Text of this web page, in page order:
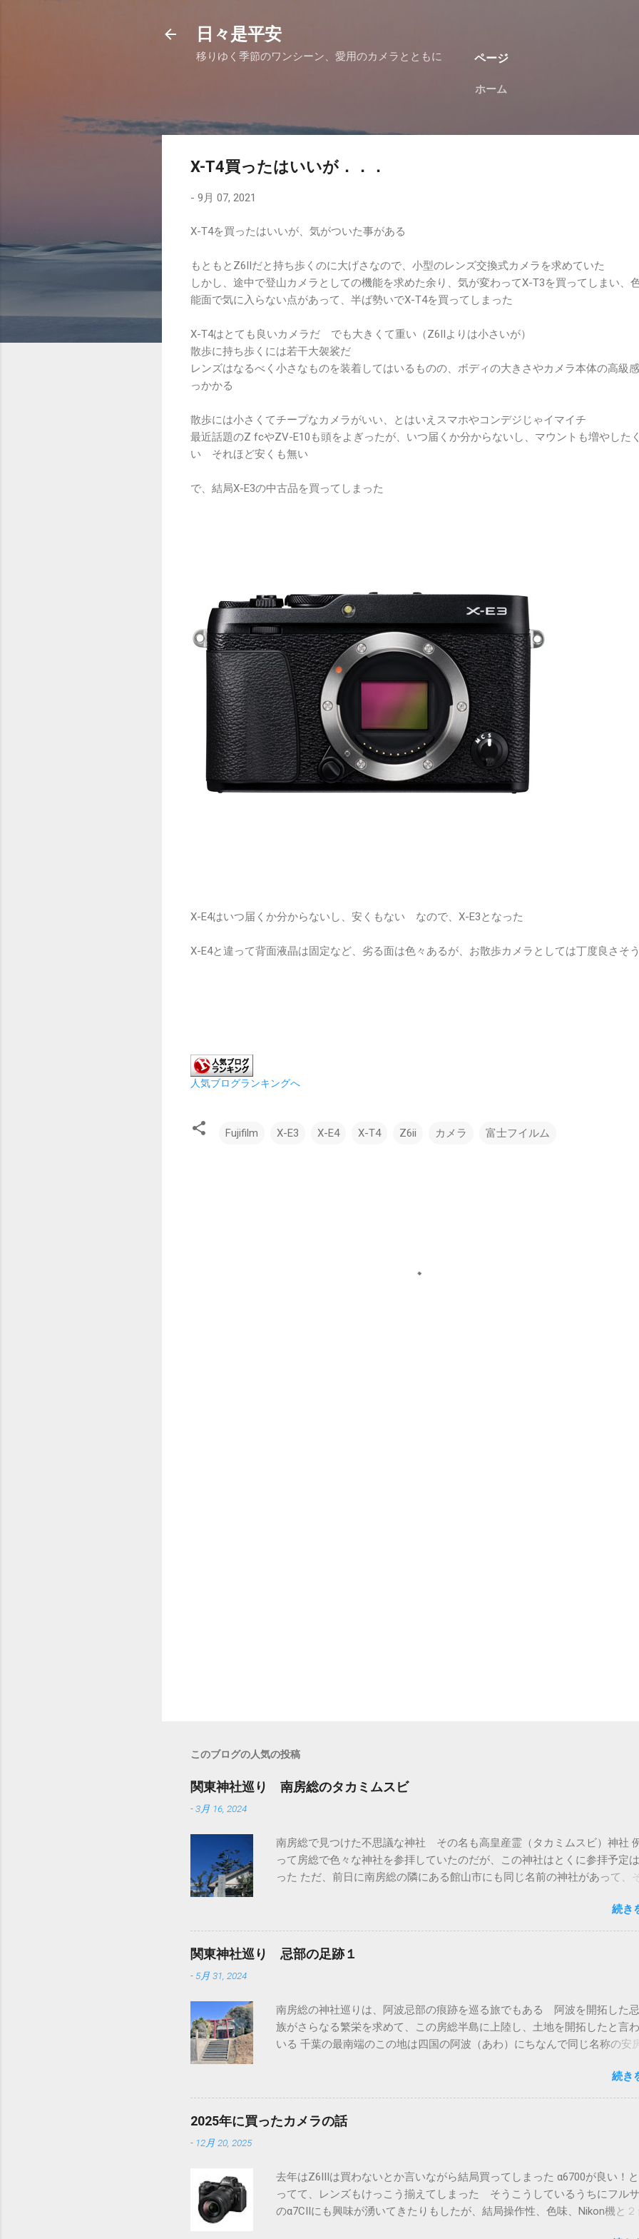
日々是平安
移りゆく季節のワンシーン、愛用のカメラとともに ページ
ホーム
X-T4買ったはいいが．．．
- 9月 07, 2021
X-T4を買ったはいいが、気がついた事がある
もともとZ6IIだと持ち歩くのに大げさなので、小型のレンズ交換式カメラを求めていた
しかし、途中で登山カメラとしての機能を求めた余り、気が変わってX-T3を買ってしまい、
能面で気に入らない点があって、半ば勢いでX-T4を買ってしまった
X-T4はとても良いカメラだ でも大きくて重い（Z6IIよりは小さいが）
散歩に持ち歩くには若干大袈裟だ
レンズはなるべく小さなものを装着してはいるものの、ボディの大きさやカメラ本体の高級
っかかる
散歩には小さくてチープなカメラがいい、とはいえスマホやコンデジじゃイマイチ
最近話題のZ fcやZV-E10も頭をよぎったが、いつ届くか分からないし、マウントも増やした
い それほど安くも無い
で、結局X-E3の中古品を買ってしまった
X-E4はいつ届くか分からないし、安くもない なので、X-E3となった
X-E4と違って背面液晶は固定など、劣る面は色々あるが、お散歩カメラとしては丁度良さそ
人気ブログランキングへ
Fujifilm X-E3 X-E4 X-T4 Z6ii カメラ 富士フイルム
このブログの人気の投稿
関東神社巡り 南房総のタカミムスビ
-3月 16, 2024
南房総で見つけた不思議な神社 その名も高皇産霊（タカミムスビ）神社
って房総で色々な神社を参拝していたのだが、この神社はとくに参拝予定
った ただ、前日に南房総の隣にある館山市にも同じ名前の神社があって、
ここは別名が高井神社とも言われている 高皇産霊尊をお祀りしている神
高木神社と言われていることから、タカギからタカイへ訛ったのかも知れ
ずれにしても、墨田区の高木神社同様に神仏分離で寺から切り離されたも
われる そのため、創建の由緒も元々の御祭神もよくわからない そういうこ
て、とくに参拝は予定していなかった しかし、色々予定が変わった事もあ
間が空いてしまったので、ちょっと寄ってみることにした ところが.... まず
駅から眺めた光景 ※画面中央の銅葺きの建物 何しろその大きさに驚い
がない 急いでネットで調べてみたけど、たいした情報がない ナビの案内
ても車では行けそうもないが、なんとかかんとか隣の高塚不動尊までは行
なので、そこまで行って歩いて行くことにした 高塚不動尊 ここはここ
境内は綺麗に整備されており、稲荷の祠もあったが、とくに狐やらなんや
ャゴチャとしたものは置かれていなかった その分由緒などを記すものも
なぜこんな町のはずれに立派な社があるのかが全くわからなかった ただ、
居を通して海岸方面を眺めてみると... ここはけっこうな高台であることが
続き
関東神社巡り 忌部の足跡１
- 5月 31, 2024
南房総の神社巡りは、阿波忌部の痕跡を巡る旅でもある 阿波を開拓した
族がさらなる繁栄を求めて、この房総半島に上陸し、土地を開拓したと言
いる 千葉の最南端のこの地は四国の阿波（あわ）にちなんで同じ名称の安
ら総国（ふさこく）となり、時代が下って上総（かずさ）、下総（しもう
安房（あわ）と別れた 安房の房の字もふさなので、統一された名称とい
がわかる そんな天富命率いる忌部一族が最初に上陸したといわれるのが駒
社だ 神社にはとくに由緒書らしきものはない 神社というよりは祠といっ
みたい 駒ヶ崎神社からちょっと上がったところにあるのは布良崎神社 鳥居
正面に富士が見える この布良崎神社の由緒書には、5世紀に御祭神である
が四国の忌部族を率いて上陸したとあるが、神武天皇の勅命とあるため皇
続き
2025年に買ったカメラの話
- 12月 20, 2025
去年はZ6IIIは買わないとか言いながら結局買ってしまった α6700が良い！
ってて、レンズもけっこう揃えてしまった そうこうしているうちにフル
のα7CIIにも興味が湧いてきたりもしたが、結局操作性、色味、Nikon機と